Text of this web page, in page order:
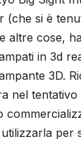
(che si è
altre cose,
in 3d
3D.
nel tentativo
per